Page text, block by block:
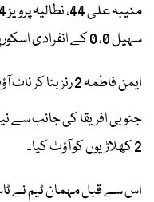
سہیل 0، 0 کے انفرادی اسکور پر پویلین لوٹیں۔
ایمن فاطمہ 2 رنز بنا کر ناٹ آؤٹ رہیں۔
2 کھلاڑیوں کو آؤٹ کیا۔
اس سے قبل مہمان ٹیم نے